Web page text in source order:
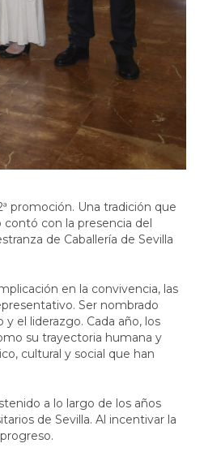
promoción. Una tradición que
con la presencia del
de Caballería de Sevilla
en la convivencia, las
Ser nombrado
el liderazgo. Cada año, los
su trayectoria humana y
cultural y social que han
a lo largo de los años
de Sevilla. Al incentivar la